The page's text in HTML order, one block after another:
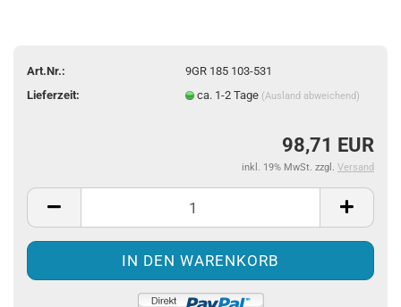
Art.Nr.:
9GR 185 103-531
Lieferzeit:
ca. 1-2 Tage (Ausland abweichend)
98,71 EUR
inkl. 19% MwSt. zzgl. Versand